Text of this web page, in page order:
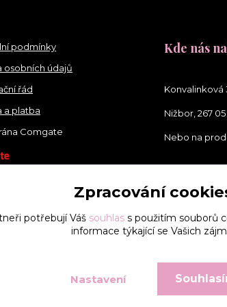
podmínky
osobních údajů
řád
a platba
Comgate
Kde nás
Konvalinková
Nižbor, 267 05
Nebo na
Zpracování
potřebují Váš souhlass použitím souborů
informace týkající se Vašich
Nastavení